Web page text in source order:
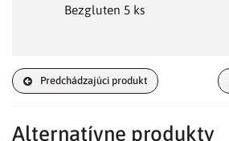
Bezgluten 5 ks
Predchádzajúci produkt
Alternatívne produkty